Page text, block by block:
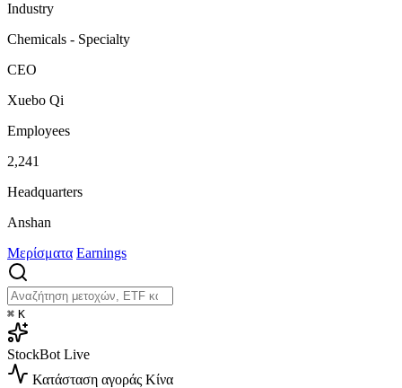
Industry
Chemicals - Specialty
CEO
Xuebo Qi
Employees
2,241
Headquarters
Anshan
Μερίσματα Earnings
⌘ K
StockBot Live
Κατάσταση αγοράς Κίνα